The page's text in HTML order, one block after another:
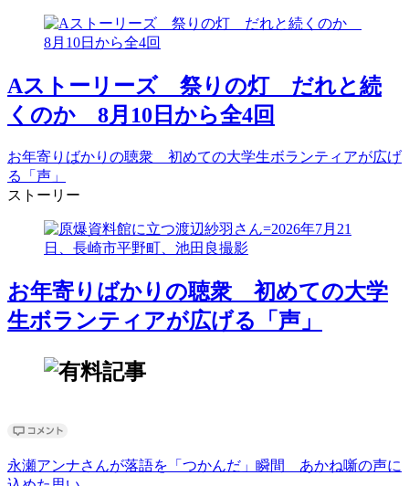
Aストーリーズ 祭りの灯 だれと続
くのか 8月10日から全4回
お年寄りばかりの聴衆 初めての大学生ボランティアが広げ
る「声」
ストーリー
お年寄りばかりの聴衆 初めての大学
生ボランティアが広げる「声」
永瀬アンナさんが落語を「つかんだ」瞬間 あかね噺の声に